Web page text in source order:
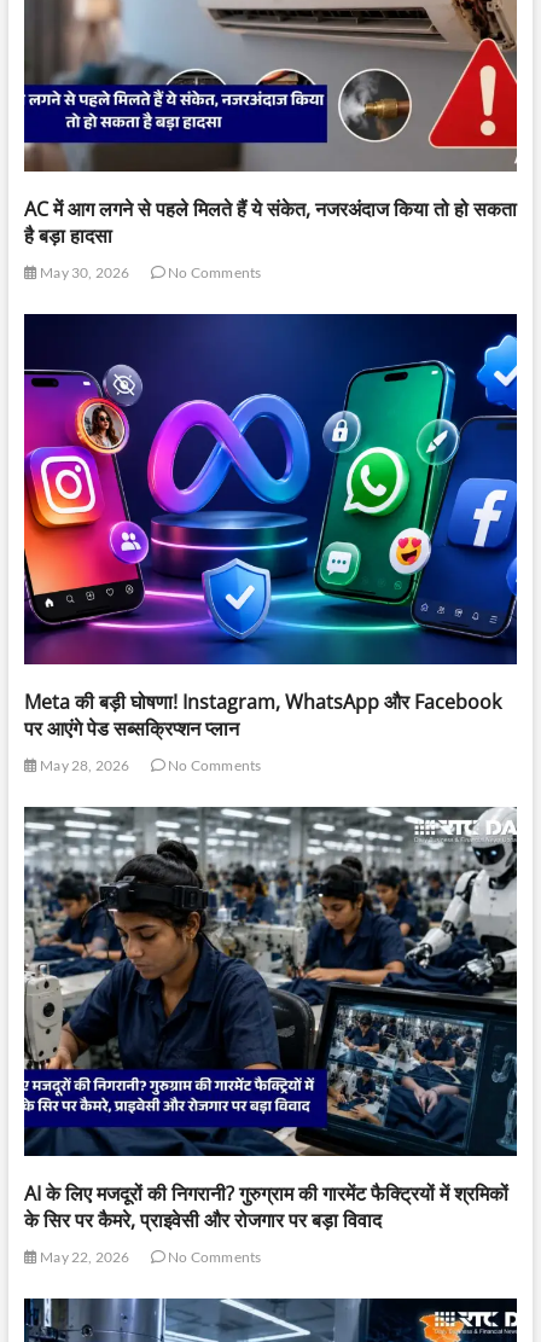
AC में आग लगने से पहले मिलते हैं ये संकेत, नजरअंदाज किया तो हो सकता
है बड़ा हादसा
May 30, 2026 No Comments
Meta की बड़ी घोषणा! Instagram, WhatsApp और Facebook
पर आएंगे पेड सब्सक्रिप्शन प्लान
May 28, 2026 No Comments
AI के लिए मजदूरों की निगरानी? गुरुग्राम की गारमेंट फैक्ट्रियों में श्रमिकों
के सिर पर कैमरे, प्राइवेसी और रोजगार पर बड़ा विवाद
May 22, 2026 No Comments